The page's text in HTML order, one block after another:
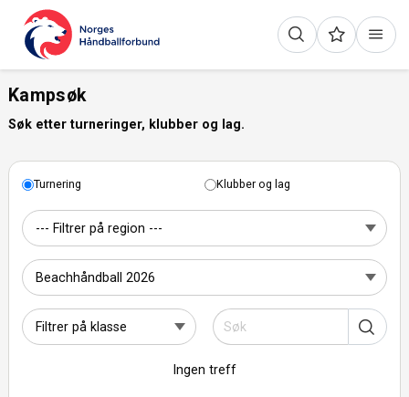
Kampsøk
Søk etter turneringer, klubber og lag.
Turnering Klubber og lag
Ingen treff